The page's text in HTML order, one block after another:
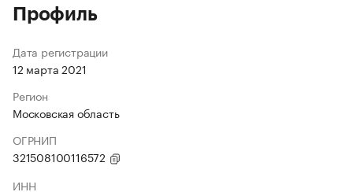
Профиль
Дата регистрации
12 марта 2021
Регион
Московская область
ОГРНИП
321508100116572
ИНН